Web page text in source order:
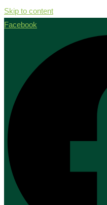
Skip to content
Facebook